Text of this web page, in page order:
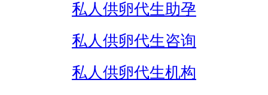
私人供卵代生助孕
私人供卵代生咨询
私人供卵代生机构